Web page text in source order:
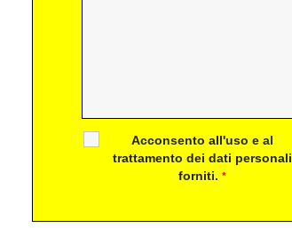
Acconsento all'uso e al
trattamento dei dati personali
forniti.*